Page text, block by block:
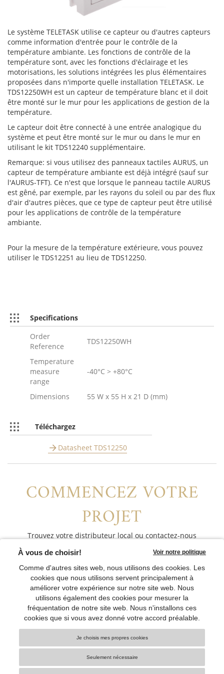
Le système TELETASK utilise ce capteur ou d'autres capteurs
comme information d'entrée pour le contrôle de la
température ambiante. Les fonctions de contrôle de la
température sont, avec les fonctions d'éclairage et les
motorisations, les solutions intégrées les plus élémentaires
proposées dans n'importe quelle installation TELETASK. Le
TDS12250WH est un capteur de température blanc et il doit
être monté sur le mur pour les applications de gestion de la
température.
Le capteur doit être connecté à une entrée analogique du
système et peut être monté sur le mur ou dans le mur en
utilisant le kit TDS12240 supplémentaire.
Remarque: si vous utilisez des panneaux tactiles AURUS, un
capteur de température ambiante est déjà intégré (sauf sur
l'AURUS-TFT). Ce n'est que lorsque le panneau tactile AURUS
est gêné, par exemple, par les rayons du soleil ou par des flux
d'air d'autres pièces, que ce type de capteur peut être utilisé
pour les applications de contrôle de la température
ambiante.
Pour la mesure de la température extérieure, vous pouvez
utiliser le TDS12251 au lieu de TDS12250.
Specifications
Order
Reference
TDS12250WH
Temperature
measure
range
-40°C > +80°C
Dimensions 55 W x 55 H x 21 D (mm)
Téléchargez
Datasheet TDS12250
COMMENCEZ VOTRE
PROJET
Trouvez votre distributeur local ou contactez-nous
CONTACTEZ-NOUS
CONNECTEZ-VOUS